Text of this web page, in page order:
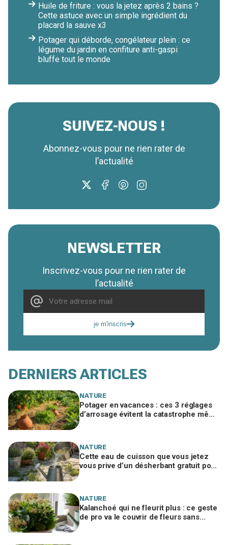
Huile de friture : vous la jetez après 2 bains ?
Cette astuce avec un simple ingrédient du
placard la sauve x3
Potager qui déborde, congélateur plein : ce
légume du jardin en confiture anti-gaspi
bluffe tout le monde
SUIVEZ-NOUS !
Abonnez-vous pour ne rien rater de
l’actualité
NEWSLETTER
Inscrivez-vous pour ne rien rater de
l’actualité
je m'inscris
DERNIERS ARTICLES
NATURE
Potager en vacances : ces 3 réglages
d’arrosage évitent la catastrophe même
NATURE
Cette eau de cuisson que vous jetez
vous prive d’un désherbant gratuit pour
NATURE
Kalanchoé qui ne fleurit plus : ce geste
de pro va le couvrir de fleurs sans